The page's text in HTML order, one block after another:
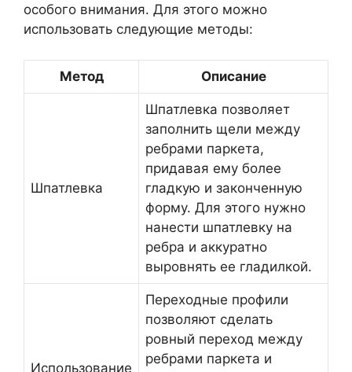
особого внимания. Для этого можно
использовать следующие методы:
Метод Описание
Шпатлевка
Шпатлевка позволяет
заполнить щели между
ребрами паркета,
придавая ему более
гладкую и законченную
форму. Для этого нужно
нанести шпатлевку на
ребра и аккуратно
выровнять ее гладилкой.
Использование
Переходные профили
позволяют сделать
ровный переход между
ребрами паркета и